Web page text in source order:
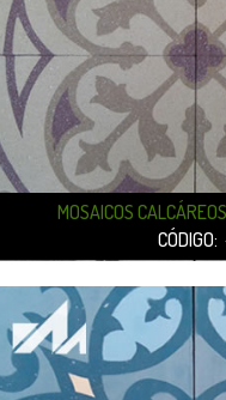
MOSAICOS